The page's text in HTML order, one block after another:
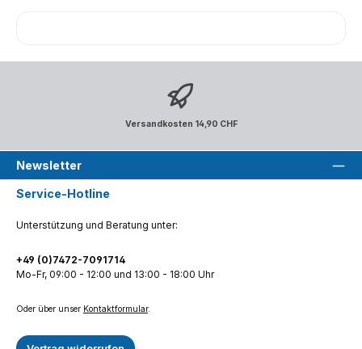
Versandkosten 14,90 CHF
Newsletter
Service-Hotline
Unterstützung und Beratung unter:
+49 (0)7472-7091714
Mo-Fr, 09:00 - 12:00 und 13:00 - 18:00 Uhr
Oder über unser Kontaktformular.